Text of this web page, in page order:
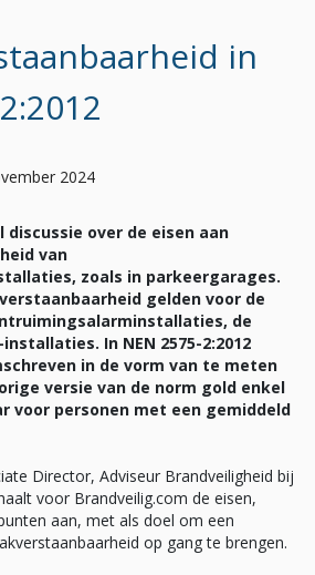
in
2024
discussie over de eisen aan
van
zoals in parkeergarages.
gelden voor de
de
In NEN 2575-2:2012
in de vorm van te meten
versie van de norm gold enkel
voor personen met een gemiddeld
Director, Adviseur Brandveiligheid bij
voor Brandveilig.com de eisen,
aan, met als doel om een
op gang te brengen.